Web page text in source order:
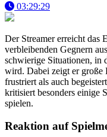
03:29:29
Der Streamer erreicht das
verbleibenden Gegnern
schwierige Situationen, in
wird. Dabei zeigt er große
frustriert als auch
kritisiert besonders einige
spielen.
Reaktion auf